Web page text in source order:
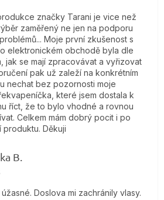
značky Tarani je vice než
zaměřený ne jen na podporu
Moje první zkušenost s
elektronickém obchodě byla dle
jak se mají zpracovávat a vyřizovat
pak už zaleží na konkrétním
nechat bez pozornosti moje
které jsem dostala k
říct, že to bylo vhodné a rovnou
Celkem mám dobrý pocit i po
Děkuji
B.
obchodu je 5 z 5 hviezdičiek.
Doslova mi zachránily vlasy.